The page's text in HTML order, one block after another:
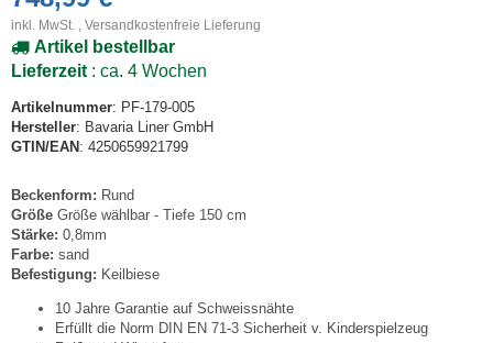
inkl. MwSt. , Versandkostenfreie Lieferung
Artikel bestellbar
Lieferzeit : ca. 4 Wochen
Artikelnummer: PF-179-005
Hersteller: Bavaria Liner GmbH
GTIN/EAN : 4250659921799
Beckenform: Rund
Größe Größe wählbar - Tiefe 150 cm
Stärke: 0,8mm
Farbe: sand
Befestigung: Keilbiese
10 Jahre Garantie auf Schweissnähte
Erfüllt die Norm DIN EN 71-3 Sicherheit v. Kinderspielzeug